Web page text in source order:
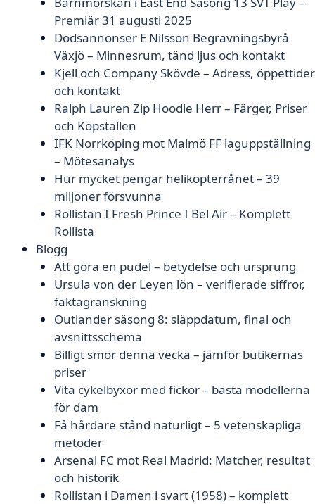
Premiär 31 augusti 2025
Dödsannonser E Nilsson Begravningsbyrå
Växjö – Minnesrum, tänd ljus och kontakt
Kjell och Company Skövde – Adress, öppettider
och kontakt
Ralph Lauren Zip Hoodie Herr – Färger, Priser
och Köpställen
IFK Norrköping mot Malmö FF laguppställning
– Mötesanalys
Hur mycket pengar helikopterrånet – 39
miljoner försvunna
Rollistan I Fresh Prince I Bel Air – Komplett
Rollista
Blogg
Att göra en pudel – betydelse och ursprung
Ursula von der Leyen lön – verifierade siffror,
faktagranskning
Outlander säsong 8: släppdatum, final och
avsnittsschema
Billigt smör denna vecka – jämför butikernas
priser
Vita cykelbyxor med fickor – bästa modellerna
för dam
Få hårdare stånd naturligt – 5 vetenskapliga
metoder
Arsenal FC mot Real Madrid: Matcher, resultat
och historik
Rollistan i Damen i svart (1958) – komplett